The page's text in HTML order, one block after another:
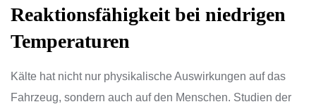
Reaktionsfähigkeit bei niedrigen
Temperaturen
Kälte hat nicht nur physikalische Auswirkungen auf das
Fahrzeug, sondern auch auf den Menschen. Studien der